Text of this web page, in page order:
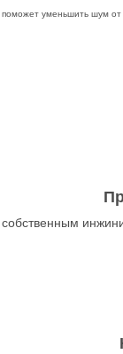
уменьшить шум